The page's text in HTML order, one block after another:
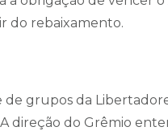
do rebaixamento.
de grupos da
direção do Grêmio